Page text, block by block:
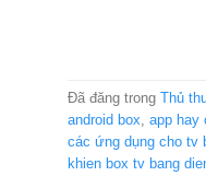
Đã đăng trong Thủ
android box, app hay
các ứng dụng cho tv
khien box tv bang